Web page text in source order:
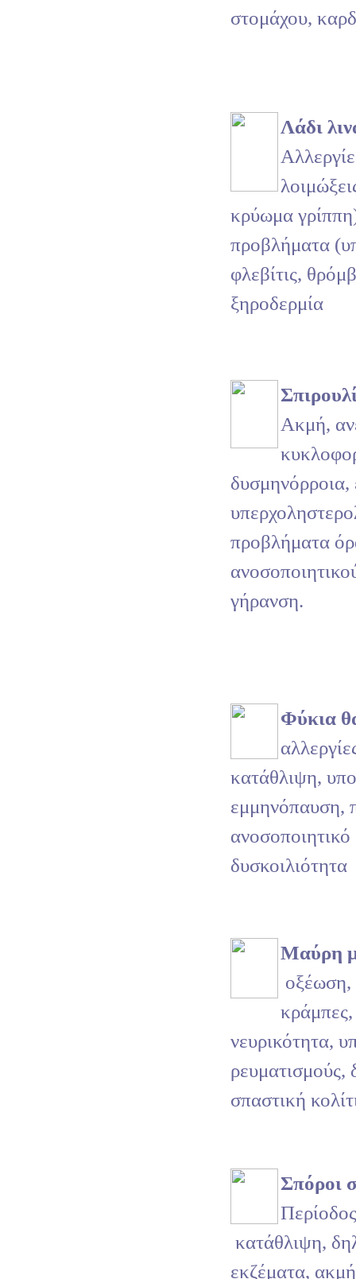
στομάχου,
Λάδι
κρύωμα
προβλήματα
φλεβίτις,
ξηροδερμία
Ακμή,
δυσμηνόρροια,
προβλήματα
γήρανση.
Φύκια
κατάθλιψη,
εμμηνόπαυση,
δυσκοιλιότητα
Μαύρη
οξέωση,
νευρικότητα,
ρευματισμούς,
σπαστική
Σπόροι
κατάθλιψη,
εκζέματα,